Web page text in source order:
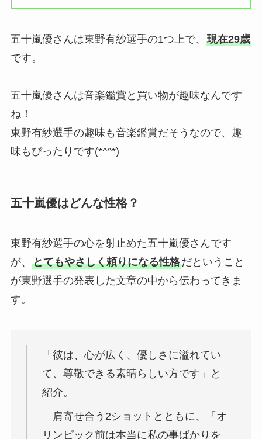
五十嵐優さんは東野有紗選手の1つ上で、 現在29歳
です。
五十嵐優さんは音楽鑑賞と買い物が趣味なんです
ね！
東野有紗選手の趣味も音楽鑑賞だそうなので、趣
味もぴったりです(*^^*)
五十嵐優はどんな性格？
東野有紗選手の心を射止めた五十嵐優さんです
が、 とてもやさしく頼りになる性格だということ
が東野選手の発表した文章の中から伝わってきま
す。
「彼は、心が広く、優しさに溢れてい
て、尊敬できる素晴らしい方です」と
紹介。
肩寄せ合う2ショットとともに、「オ
リンピック前は本当に私の事ばかりを